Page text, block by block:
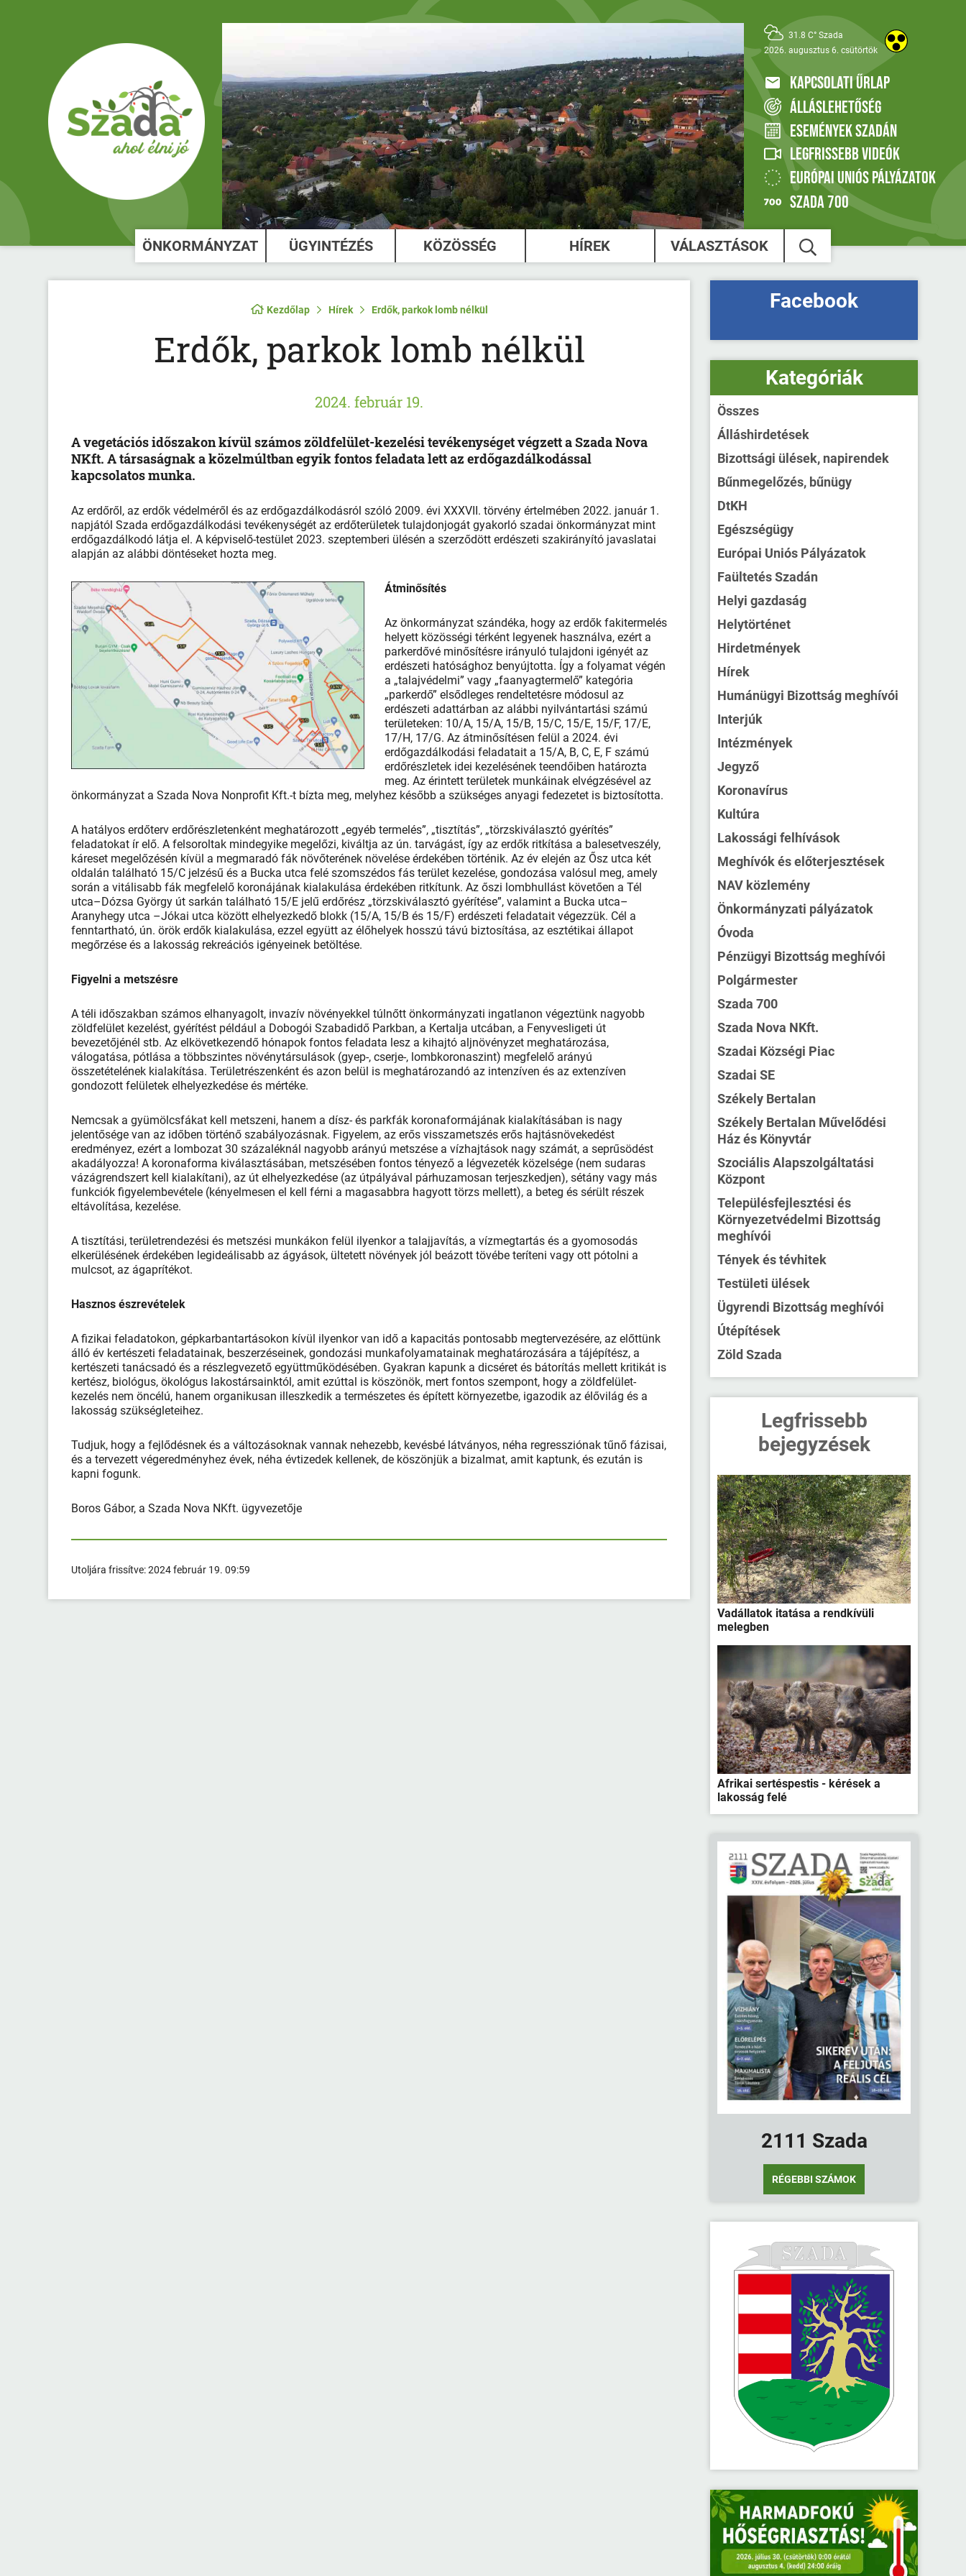
31.8 C° Szada
2026. augusztus 6. csütörtök
KAPCSOLATI ŰRLAP
ÁLLÁSLEHETŐSÉG
ESEMÉNYEK SZADÁN
LEGFRISSEBB VIDEÓK
EURÓPAI UNIÓS PÁLYÁZATOK
SZADA 700
ÖNKORMÁNYZAT ÜGYINTÉZÉS KÖZÖSSÉG HÍREK VÁLASZTÁSOK
Kezdőlap Hírek Erdők, parkok lomb nélkül
Erdők, parkok lomb nélkül
2024. február 19.
A vegetációs időszakon kívül számos zöldfelület-kezelési tevékenységet végzett a Szada Nova
NKft. A társaságnak a közelmúltban egyik fontos feladata lett az erdőgazdálkodással
kapcsolatos munka.
Az erdőről, az erdők védelméről és az erdőgazdálkodásról szóló 2009. évi XXXVII. törvény értelmében 2022. január 1.
napjától Szada erdőgazdálkodási tevékenységét az erdőterületek tulajdonjogát gyakorló szadai önkormányzat mint
erdőgazdálkodó látja el. A képviselő-testület 2023. szeptemberi ülésén a szerződött erdészeti szakirányító javaslatai
alapján az alábbi döntéseket hozta meg.
Átminősítés
Az önkormányzat szándéka, hogy az erdők fakitermelés
helyett közösségi térként legyenek használva, ezért a
parkerdővé minősítésre irányuló tulajdoni igényét az
erdészeti hatósághoz benyújtotta. Így a folyamat végén
a „talajvédelmi” vagy „faanyagtermelő” kategória
„parkerdő” elsődleges rendeltetésre módosul az
erdészeti adattárban az alábbi nyilvántartási számú
területeken: 10/A, 15/A, 15/B, 15/C, 15/E, 15/F, 17/E,
17/H, 17/G. Az átminősítésen felül a 2024. évi
erdőgazdálkodási feladatait a 15/A, B, C, E, F számú
erdőrészletek idei kezelésének teendőiben határozta
meg. Az érintett területek munkáinak elvégzésével az
önkormányzat a Szada Nova Nonprofit Kft.-t bízta meg, melyhez később a szükséges anyagi fedezetet is biztosította.
A hatályos erdőterv erdőrészletenként meghatározott „egyéb termelés”, „tisztítás”, „törzskiválasztó gyérítés”
feladatokat ír elő. A felsoroltak mindegyike megelőzi, kiváltja az ún. tarvágást, így az erdők ritkítása a balesetveszély,
káreset megelőzésén kívül a megmaradó fák növőterének növelése érdekében történik. Az év elején az Ősz utca két
oldalán található 15/C jelzésű és a Bucka utca felé szomszédos fás terület kezelése, gondozása valósul meg, amely
során a vitálisabb fák megfelelő koronájának kialakulása érdekében ritkítunk. Az őszi lombhullást követően a Tél
utca–Dózsa György út sarkán található 15/E jelű erdőrész „törzskiválasztó gyérítése”, valamint a Bucka utca–
Aranyhegy utca –Jókai utca között elhelyezkedő blokk (15/A, 15/B és 15/F) erdészeti feladatait végezzük. Cél a
fenntartható, ún. örök erdők kialakulása, ezzel együtt az élőhelyek hosszú távú biztosítása, az esztétikai állapot
megőrzése és a lakosság rekreációs igényeinek betöltése.
Figyelni a metszésre
A téli időszakban számos elhanyagolt, invazív növényekkel túlnőtt önkormányzati ingatlanon végeztünk nagyobb
zöldfelület kezelést, gyérítést például a Dobogói Szabadidő Parkban, a Kertalja utcában, a Fenyvesligeti út
bevezetőjénél stb. Az elkövetkezendő hónapok fontos feladata lesz a kihajtó aljnövényzet meghatározása,
válogatása, pótlása a többszintes növénytársulások (gyep-, cserje-, lombkoronaszint) megfelelő arányú
összetételének kialakítása. Területrészenként és azon belül is meghatározandó az intenzíven és az extenzíven
gondozott felületek elhelyezkedése és mértéke.
Nemcsak a gyümölcsfákat kell metszeni, hanem a dísz- és parkfák koronaformájának kialakításában is nagy
jelentősége van az időben történő szabályozásnak. Figyelem, az erős visszametszés erős hajtásnövekedést
eredményez, ezért a lombozat 30 százaléknál nagyobb arányú metszése a vízhajtások nagy számát, a seprűsödést
akadályozza! A koronaforma kiválasztásában, metszésében fontos tényező a légvezeték közelsége (nem sudaras
vázágrendszert kell kialakítani), az út elhelyezkedése (az útpályával párhuzamosan terjeszkedjen), sétány vagy más
funkciók figyelembevétele (kényelmesen el kell férni a magasabbra hagyott törzs mellett), a beteg és sérült részek
eltávolítása, kezelése.
A tisztítási, területrendezési és metszési munkákon felül ilyenkor a talajjavítás, a vízmegtartás és a gyomosodás
elkerülésének érdekében legideálisabb az ágyások, ültetett növények jól beázott tövébe teríteni vagy ott pótolni a
mulcsot, az ágaprítékot.
Hasznos észrevételek
A fizikai feladatokon, gépkarbantartásokon kívül ilyenkor van idő a kapacitás pontosabb megtervezésére, az előttünk
álló év kertészeti feladatainak, beszerzéseinek, gondozási munkafolyamatainak meghatározására a tájépítész, a
kertészeti tanácsadó és a részlegvezető együttműködésében. Gyakran kapunk a dicséret és bátorítás mellett kritikát is
kertész, bio­lógus, ökológus lakostársainktól, amit ezúttal is köszönök, mert fontos szempont, hogy a zöldfelület-
kezelés nem öncélú, hanem organikusan illeszkedik a természetes és épített környezetbe, igazodik az élővilág és a
lakosság szükségleteihez.
Tudjuk, hogy a fejlődésnek és a változásoknak vannak nehezebb, kevésbé látványos, néha regressziónak tűnő fázisai,
és a tervezett végeredményhez évek, néha évtizedek kellenek, de köszönjük a bizalmat, amit kaptunk, és ezután is
kapni fogunk.
Boros Gábor, a Szada Nova NKft. ügyvezetője
Utoljára frissítve:2024 február 19. 09:59
Facebook
Kategóriák
Összes
Álláshirdetések
Bizottsági ülések, napirendek
Bűnmegelőzés, bűnügy
DtKH
Egészségügy
Európai Uniós Pályázatok
Faültetés Szadán
Helyi gazdaság
Helytörténet
Hirdetmények
Hírek
Humánügyi Bizottság meghívói
Interjúk
Intézmények
Jegyző
Koronavírus
Kultúra
Lakossági felhívások
Meghívók és előterjesztések
NAV közlemény
Önkormányzati pályázatok
Óvoda
Pénzügyi Bizottság meghívói
Polgármester
Szada 700
Szada Nova NKft.
Szadai Községi Piac
Szadai SE
Székely Bertalan
Székely Bertalan Művelődési
Ház és Könyvtár
Szociális Alapszolgáltatási
Központ
Településfejlesztési és
Környezetvédelmi Bizottság
meghívói
Tények és tévhitek
Testületi ülések
Ügyrendi Bizottság meghívói
Útépítések
Zöld Szada
Legfrissebb
bejegyzések
Vadállatok itatása a rendkívüli
melegben
Afrikai sertéspestis - kérések a
lakosság felé
2111 Szada
RÉGEBBI SZÁMOK